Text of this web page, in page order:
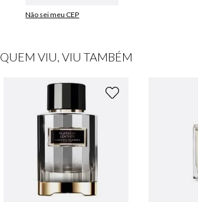
Não sei meu CEP
QUEM VIU, VIU TAMBÉM